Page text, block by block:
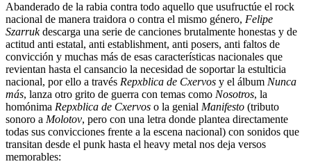
Abanderado de la rabia contra todo aquello que usufructúe el rock
nacional de manera traidora o contra el mismo género, Felipe
Szarrukdescarga una serie de canciones brutalmente honestas y de
actitud anti estatal, anti establishment, anti posers, anti faltos de
convicción y muchas más de esas características nacionales que
revientan hasta el cansancio la necesidad de soportar la estulticia
nacional, por ello a través Repxblica de Cxervos y el álbum Nunca
más, lanza otro grito de guerra con temas como Nosotros, la
homónima Repxblica de Cxervos o la genial Manifesto (tributo
sonoro a Molotov, pero con una letra donde plantea directamente
todas sus convicciones frente a la escena nacional) con sonidos que
transitan desde el punk hasta el heavy metal nos deja versos
memorables: